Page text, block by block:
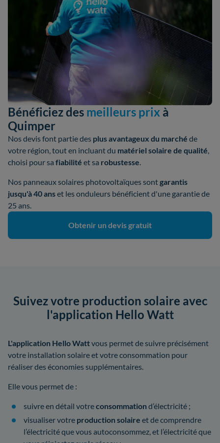
Bénéficiez des meilleurs prix à
Quimper
Nos devis font partie des plus avantageux du marché de
votre région, tout en incluant du matériel solaire de qualité,
choisi pour sa fiabilité et sa robustesse.
Nos panneaux solaires photovoltaïques sontgarantis
jusqu'à 40 anset les onduleurs bénéficient d'une garantie de
25 ans.
Obtenir un devis gratuit
Suivez votre production solaire avec
l'application Hello Watt
L'application Hello Wattvous permet de suivre précisément
votre installation solaire et votre consommation pour
réaliser des économies supplémentaires.
Elle vous permet de :
suivre en détail votreconsommation d’électricité ;
visualiser votre production solaire et de comprendre
l’électricité que vous autoconsommez, et l’électricité que